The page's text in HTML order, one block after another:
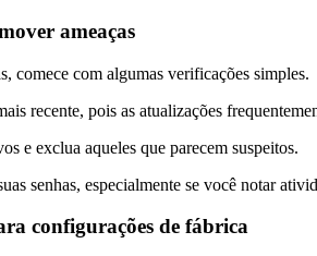
ameaças
comece com algumas verificações simples.
recente, pois as atualizações
e exclua aqueles que parecem suspeitos.
senhas, especialmente se você notar
configurações de fábrica